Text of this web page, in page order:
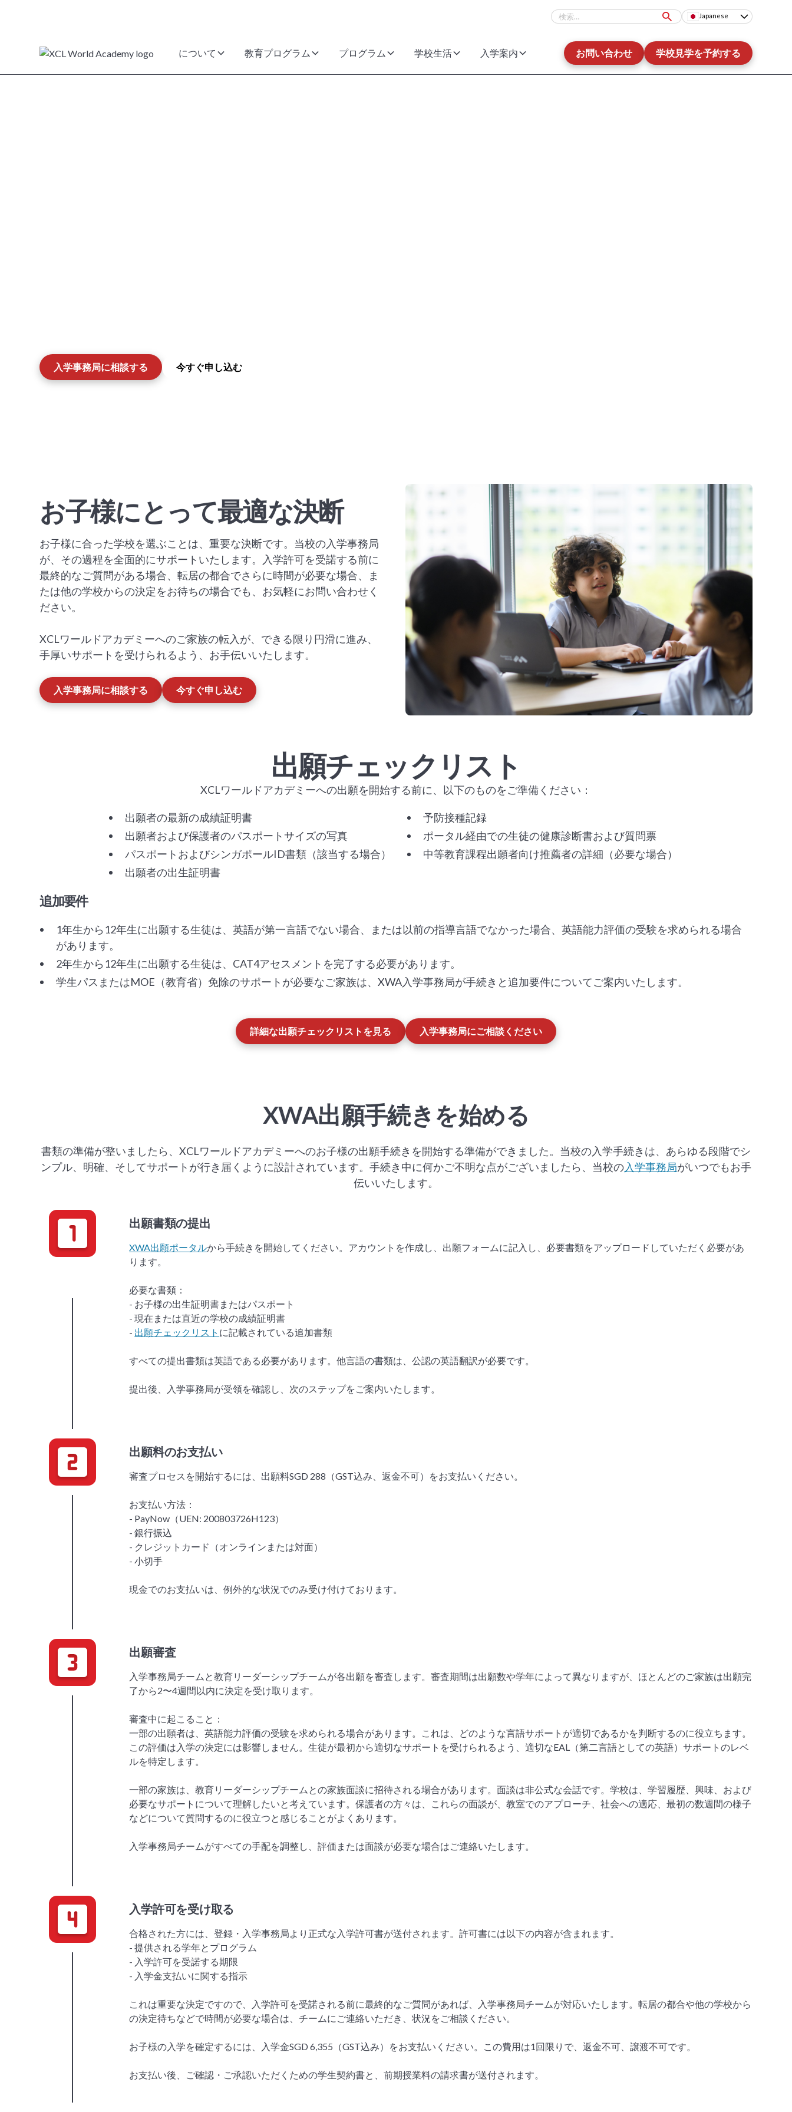
Japanese
について 教育プログラム プログラム 学校生活 入学案内 お問い合わせ 学校見学を予約する
入学事務局に相談する 今すぐ申し込む
お子様にとって最適な決断
お子様に合った学校を選ぶことは、重要な決断です。当校の入学事務局
が、その過程を全面的にサポートいたします。入学許可を受諾する前に
最終的なご質問がある場合、転居の都合でさらに時間が必要な場合、ま
たは他の学校からの決定をお待ちの場合でも、お気軽にお問い合わせく
ださい。
XCLワールドアカデミーへのご家族の転入が、できる限り円滑に進み、
手厚いサポートを受けられるよう、お手伝いいたします。
入学事務局に相談する 今すぐ申し込む
出願チェックリスト
XCLワールドアカデミーへの出願を開始する前に、以下のものをご準備ください：
出願者の最新の成績証明書
出願者および保護者のパスポートサイズの写真
パスポートおよびシンガポールID書類（該当する場合）
出願者の出生証明書
予防接種記録
ポータル経由での生徒の健康診断書および質問票
中等教育課程出願者向け推薦者の詳細（必要な場合）
追加要件
1年生から12年生に出願する生徒は、英語が第一言語でない場合、または以前の指導言語でなかった場合、英語能力評価の受験を求められる場合
があります。
2年生から12年生に出願する生徒は、CAT4アセスメントを完了する必要があります。
学生パスまたはMOE（教育省）免除のサポートが必要なご家族は、XWA入学事務局が手続きと追加要件についてご案内いたします。
詳細な出願チェックリストを見る 入学事務局にご相談ください
XWA出願手続きを始める
書類の準備が整いましたら、XCLワールドアカデミーへのお子様の出願手続きを開始する準備ができました。当校の入学手続きは、あらゆる段階でシ
ンプル、明確、そしてサポートが行き届くように設計されています。手続き中に何かご不明な点がございましたら、当校の入学事務局がいつでもお手
伝いいたします。
出願書類の提出
XWA出願ポータルから手続きを開始してください。アカウントを作成し、出願フォームに記入し、必要書類をアップロードしていただく必要があ
ります。
必要な書類：
- お子様の出生証明書またはパスポート
- 現在または直近の学校の成績証明書
- 出願チェックリスト に記載されている追加書類
すべての提出書類は英語である必要があります。他言語の書類は、公認の英語翻訳が必要です。
提出後、入学事務局が受領を確認し、次のステップをご案内いたします。
出願料のお支払い
審査プロセスを開始するには、出願料SGD 288（GST込み、返金不可）をお支払いください。
お支払い方法：
- PayNow（UEN: 200803726H123）
- 銀行振込
- クレジットカード（オンラインまたは対面）
- 小切手
現金でのお支払いは、例外的な状況でのみ受け付けております。
出願審査
入学事務局チームと教育リーダーシップチームが各出願を審査します。審査期間は出願数や学年によって異なりますが、ほとんどのご家族は出願完
了から2〜4週間以内に決定を受け取ります。
審査中に起こること：
一部の出願者は、英語能力評価の受験を求められる場合があります。これは、どのような言語サポートが適切であるかを判断するのに役立ちます。
この評価は入学の決定には影響しません。生徒が最初から適切なサポートを受けられるよう、適切なEAL（第二言語としての英語）サポートのレベ
ルを特定します。
一部の家族は、教育リーダーシップチームとの家族面談に招待される場合があります。面談は非公式な会話です。学校は、学習履歴、興味、および
必要なサポートについて理解したいと考えています。保護者の方々は、これらの面談が、教室でのアプローチ、社会への適応、最初の数週間の様子
などについて質問するのに役立つと感じることがよくあります。
入学事務局チームがすべての手配を調整し、評価または面談が必要な場合はご連絡いたします。
入学許可を受け取る
合格された方には、登録・入学事務局より正式な入学許可書が送付されます。許可書には以下の内容が含まれます。
- 提供される学年とプログラム
- 入学許可を受諾する期限
- 入学金支払いに関する指示
これは重要な決定ですので、入学許可を受諾される前に最終的なご質問があれば、入学事務局チームが対応いたします。転居の都合や他の学校から
の決定待ちなどで時間が必要な場合は、チームにご連絡いただき、状況をご相談ください。
お子様の入学を確定するには、入学金SGD 6,355（GST込み）をお支払いください。この費用は1回限りで、返金不可、譲渡不可です。
お支払い後、ご確認・ご承認いただくための学生契約書と、前期授業料の請求書が送付されます。